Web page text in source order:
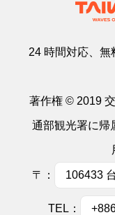
24 時間対応、無
著作権 © 2019
通部観光署に帰
〒： 106433
TEL：